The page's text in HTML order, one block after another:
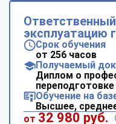
эксплуатацию
Срок обучения
от 256 часов
Получаемый
Диплом о
переподготовке
Обучение на
Высшее,
от 32 980 руб.